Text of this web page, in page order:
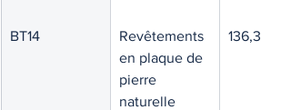
BT14
Revêtements
en plaque de
pierre
naturelle
136,3